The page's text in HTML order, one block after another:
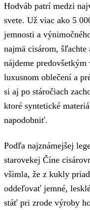
Hodváb patrí medzi
svete. Už viac ako 5
jemnosti a
najmä cisárom,
nájdeme
luxusnom oblečení a
si aj po stáročiach
ktoré syntetické
napodobniť.
Podľa najznámejšej
starovekej Číne
všimla, že z kukly
oddeľovať jemné,
stáť pri zrode výroby